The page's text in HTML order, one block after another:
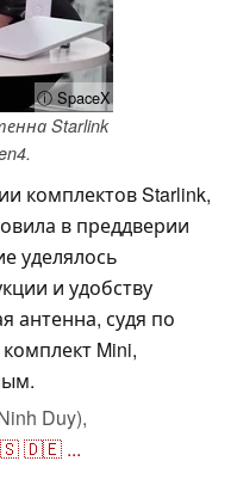
ⓘ SpaceX
Starlink
комплектов Starlink,
в преддверии
уделялось
и удобству
антенна, судя по
Mini,
Duy),
🇩🇪 ...